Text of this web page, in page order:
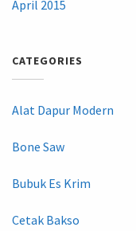
April 2015
CATEGORIES
Alat Dapur Modern
Bone Saw
Bubuk Es Krim
Cetak Bakso